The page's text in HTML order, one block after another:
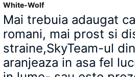
White-Wolf
Mai trebuia adaugat
romani, mai prost si
straine,SkyTeam-ul
aranjeaza in asa fel